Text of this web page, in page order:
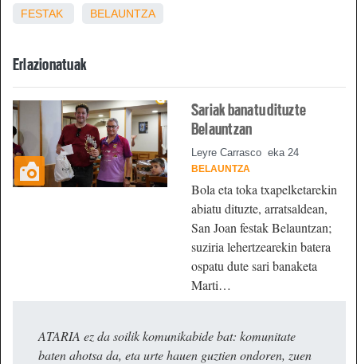
FESTAK BELAUNTZA
Erlazionatuak
Sariak banatu dituzte
Belauntzan
Leyre Carrasco eka 24
BELAUNTZA
Bola eta toka txapelketarekin
abiatu dituzte, arratsaldean,
San Joan festak Belauntzan;
suziria lehertzearekin batera
ospatu dute sari banaketa
Marti…
ATARIA ez da soilik komunikabide bat: komunitate
baten ahotsa da, eta urte hauen guztien ondoren, zuen